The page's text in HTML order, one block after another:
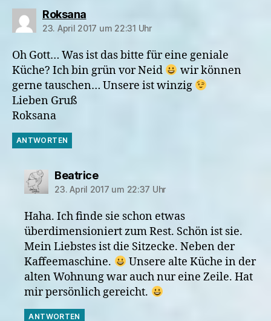
Roksanasagt:
23. April 2017 um 22:31 Uhr
Oh Gott… Was ist das bitte für eine geniale
Küche? Ich bin grün vor Neid
wir können
gerne tauschen… Unsere ist winzig
Lieben Gruß
Roksana
ANTWORTEN
Beatricesagt:
23. April 2017 um 22:37 Uhr
Haha. Ich finde sie schon etwas
überdimensioniert zum Rest. Schön ist sie.
Mein Liebstes ist die Sitzecke. Neben der
Kaffeemaschine.
Unsere alte Küche in der
alten Wohnung war auch nur eine Zeile. Hat
mir persönlich gereicht.
ANTWORTEN